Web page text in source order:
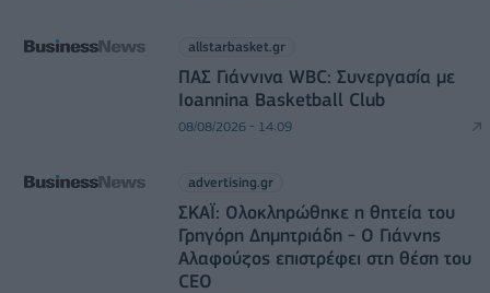
allstarbasket.gr
ΠΑΣ Γιάννινα WBC: Συνεργασία με
Ioannina Basketball Club
08/08/2026 - 14:09
advertising.gr
ΣΚΑΪ: Ολοκληρώθηκε η θητεία του
Γρηγόρη Δημητριάδη - Ο Γιάννης
Αλαφούζος επιστρέφει στη θέση του
CEO